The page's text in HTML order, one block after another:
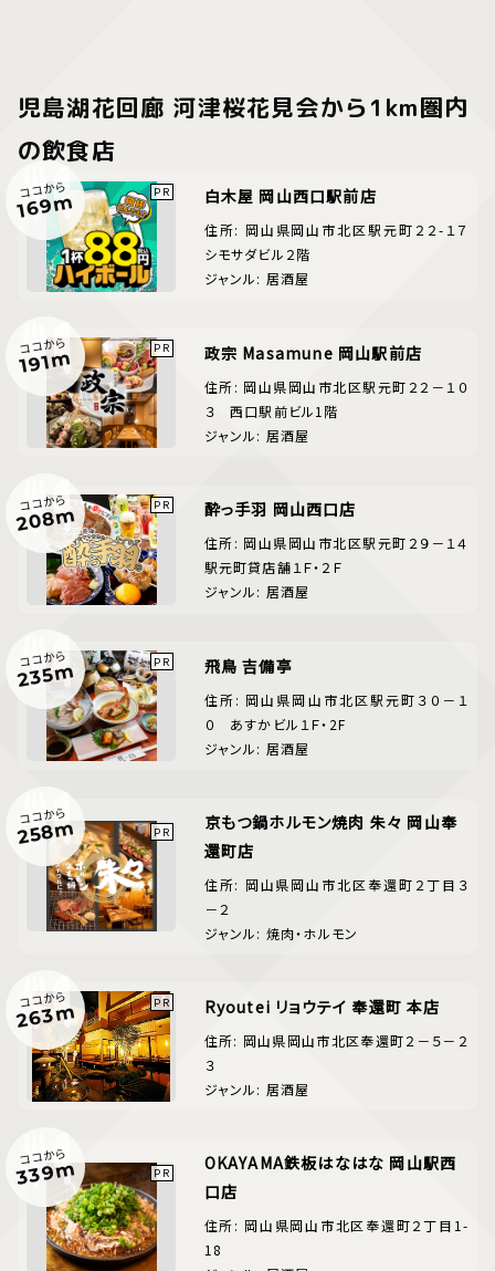
児島湖花回廊 河津桜花見会から1km圏内
の飲食店
ココから
169m 白木屋 岡山西口駅前店
住所: 岡山県岡山市北区駅元町２２-１７
シモサダビル２階
ジャンル: 居酒屋
ココから
191m 政宗 Masamune 岡山駅前店
住所: 岡山県岡山市北区駅元町２２－１０
３ 西口駅前ビル1階
ジャンル: 居酒屋
ココから
208m 酔っ手羽 岡山西口店
住所: 岡山県岡山市北区駅元町２９－１４
駅元町貸店舗１Ｆ・２Ｆ
ジャンル: 居酒屋
ココから
235m 飛鳥 吉備亭
住所: 岡山県岡山市北区駅元町３０－１
０ あすかビル１Ｆ・2F
ジャンル: 居酒屋
ココから
258m
京もつ鍋ホルモン焼肉 朱々 岡山奉
還町店
住所: 岡山県岡山市北区奉還町２丁目３
－２
ジャンル: 焼肉・ホルモン
ココから
263m Ryoutei リョウテイ 奉還町 本店
住所: 岡山県岡山市北区奉還町２－５－２
３
ジャンル: 居酒屋
ココから
339m
OKAYAMA鉄板はなはな 岡山駅西
口店
住所: 岡山県岡山市北区奉還町２丁目1-
18